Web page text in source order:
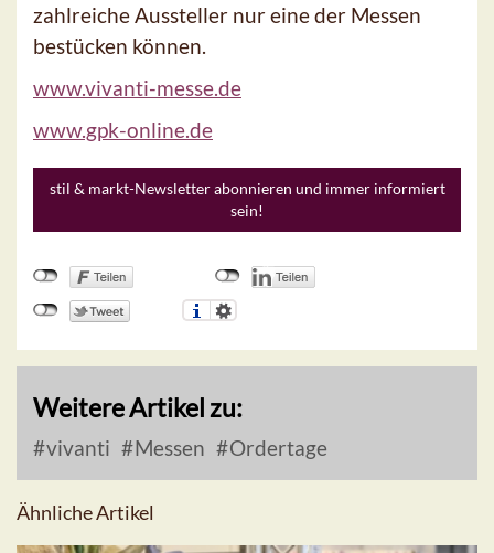
zahlreiche Aussteller nur eine der Messen
bestücken können.
www.vivanti-messe.de
www.gpk-online.de
stil & markt-Newsletter abonnieren und immer informiert
sein!
Weitere Artikel zu:
vivanti Messen Ordertage
Ähnliche Artikel